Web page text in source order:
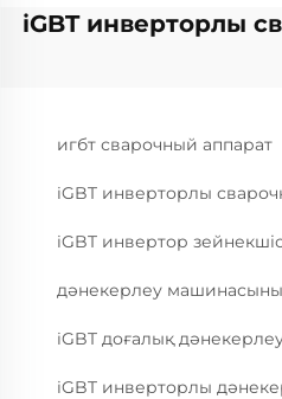
iGBT инверторлы
игбт сварочный аппарат
iGBT инверторлы
iGBT инвертор
дәнекерлеу
iGBT доғалық
iGBT инверторлы